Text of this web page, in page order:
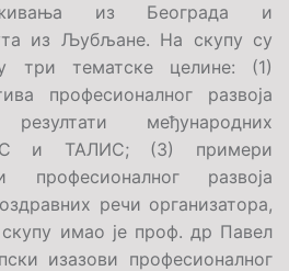
из Београда и
из Љубљане. На скупу су
три тематске целине: (1)
професионалног развоја
међународних
и ТАЛИС; (3) примери
професионалног развоја
речи организатора,
имао је проф. др Павел
изазови професионалног